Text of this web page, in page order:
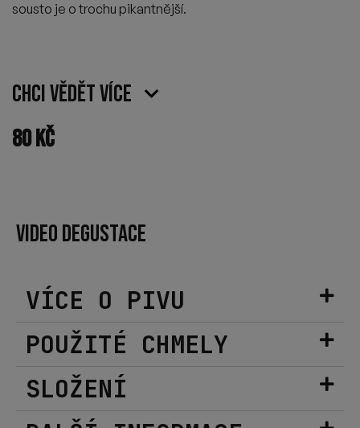
sousto je o trochu pikantnější.
Chci vědět více
80Kč
VÍCE O PIVU
POUŽITÉ CHMELY
SLOŽENÍ
VIDEO DEGUSTACE